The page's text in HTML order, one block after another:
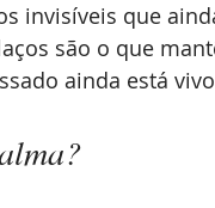
invisíveis que
são o que
ainda está